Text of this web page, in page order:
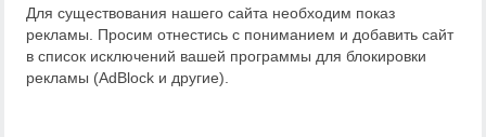
Для существования нашего сайта необходим показ
рекламы. Просим отнестись с пониманием и добавить сайт
в список исключений вашей программы для блокировки
рекламы (AdBlock и другие).